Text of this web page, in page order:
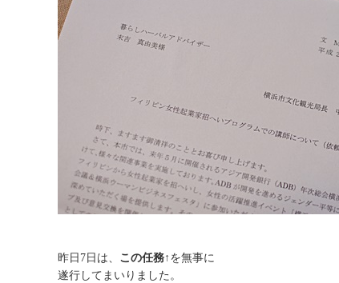
昨日7日は、 この任務↑ を無事に
遂行してまいりました。